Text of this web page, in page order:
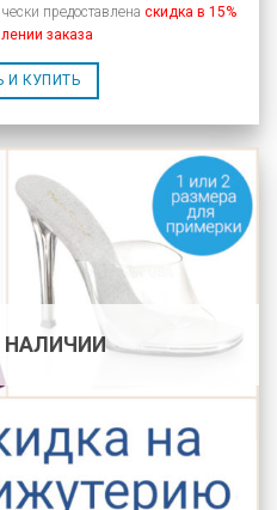
предоставлена скидка в 15%
заказа
И КУПИТЬ
НАЛИЧИИ